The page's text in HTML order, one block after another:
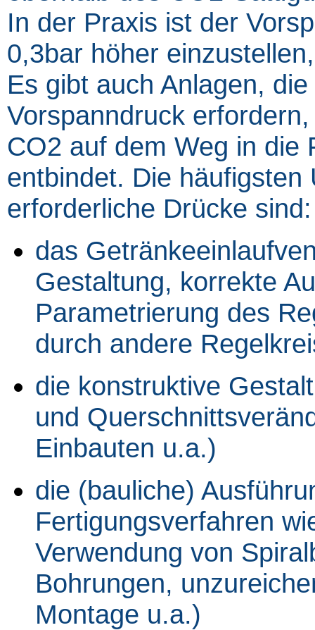
In der Praxis ist der
0,3bar höher
Es gibt auch Anlagen,
Vorspanndruck
CO2 auf dem Weg in die
entbindet. Die
erforderliche Drücke sind:
das
Gestaltung, korrekte
Parametrierung des
durch andere
die konstruktive
und
Einbauten u.a.)
die (bauliche)
Fertigungsverfahren
Verwendung von
Bohrungen,
Montage u.a.)